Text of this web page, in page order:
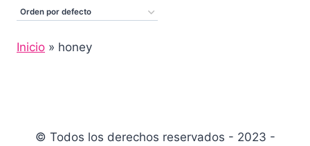
Inicio » honey
© Todos los derechos reservados - 2023 -